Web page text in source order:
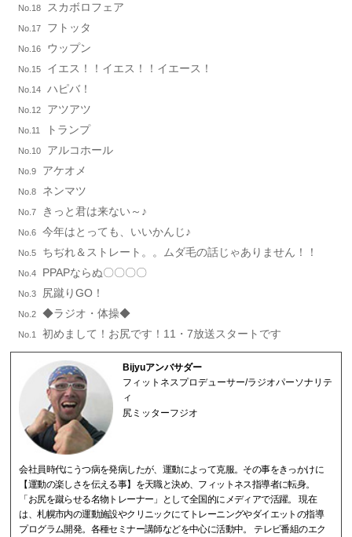
No.18 スカボロフェア
No.17 フトッタ
No.16 ウップン
No.15 イエス！！イエス！！イエース！
No.14 ハピバ！
No.12 アツアツ
No.11 トランプ
No.10 アルコホール
No.9 アケオメ
No.8 ネンマツ
No.7 きっと君は来ない～♪
No.6 今年はとっても、いいかんじ♪
No.5 ちぢれ＆ストレート。。ムダ毛の話じゃありません！！
No.4 PPAPならぬ〇〇〇〇
No.3 尻蹴りGO！
No.2 ◆ラジオ・体操◆
No.1 初めまして！お尻です！11・7放送スタートです
Bijyuアンバサダー
フィットネスプロデューサー/ラジオパーソナリテ
ィ
尻ミッターフジオ
会社員時代にうつ病を発病したが、運動によって克服。その事をきっかけに
【運動の楽しさを伝える事】を天職と決め、フィットネス指導者に転身。
「お尻を蹴らせる名物トレーナー」として全国的にメディアで活躍。 現在
は、札幌市内の運動施設やクリニックにてトレーニングやダイエットの指導
プログラム開発。各種セミナー講師などを中心に活動中。 テレビ番組のエク